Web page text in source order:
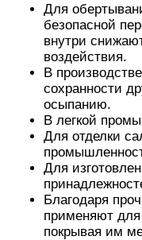
Для
безопасной
внутри
воздействия.
В
сохранности
осыпанию.
В легкой
Для отделки
Для
Благодаря
применяют для
покрывая им